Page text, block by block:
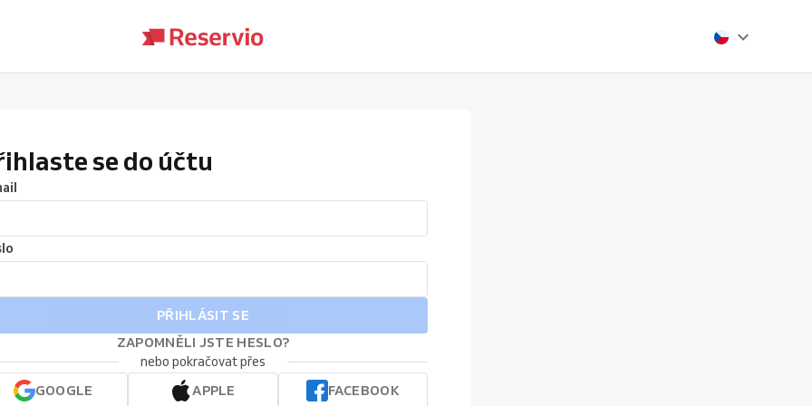
se do účtu
PŘIHLÁSIT SE
ZAPOMNĚLI JSTE HESLO?
nebo pokračovat přes
GOOGLE
APPLE FACEBOOK